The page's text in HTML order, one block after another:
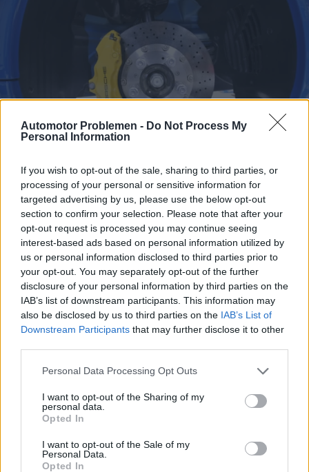
Automotor Problemen - Do Not Process My
Personal Information
If you wish to opt-out of the sale, sharing to third parties, or
processing of your personal or sensitive information for
targeted advertising by us, please use the below opt-out
section to confirm your selection. Please note that after your
opt-out request is processed you may continue seeing
interest-based ads based on personal information utilized by
us or personal information disclosed to third parties prior to
your opt-out. You may separately opt-out of the further
disclosure of your personal information by third parties on the
IAB’s list of downstream participants. This information may
also be disclosed by us to third parties on the IAB’s List of
Downstream Participants that may further disclose it to other
Personal Data Processing Opt Outs
I want to opt-out of the Sharing of my
personal data.
Opted In
I want to opt-out of the Sale of my
Personal Data.
Opted In
Remmendoor Edgy01licentie: Creative CommonsCC0 1.0
Universal (CC0 1.0)
Een remsysteem is een essentieel onderdeel van elk
voertuig. Het is verantwoordelijk voor het vertragen
of stoppen van een rijdend voertuig. Het
remsysteem bestaat uit verschillende onderdelen
die samenwerken om de nodige kracht te creëren
om het voertuig tot stilstand te brengen.
Dit artikel belicht het remsysteem, definieert de
functies ervan en hoe het werkt.
Inhoud
Hoe een remsysteem werkt